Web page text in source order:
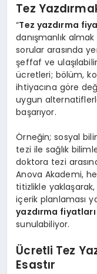
Tez
“Tez yazdırma
danışmanlık
sorular arasında
şeffaf ve
ücretleri; bölüm,
ihtiyacına göre
uygun
başarıyor.
Örneğin; sosyal
tezi ile sağlık
doktora tezi
Anova Akademi,
titizlikle
içerik planlaması
yazdırma fiyatları
sunulabiliyor.
Ücretli Tez
Esastır